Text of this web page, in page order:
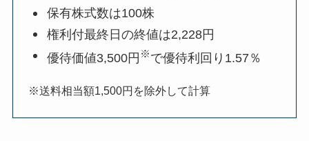
保有株式数は100株
権利付最終日の終値は2,228円
優待価値3,500円 ※で優待利回り1.57％
※送料相当額1,500円を除外して計算